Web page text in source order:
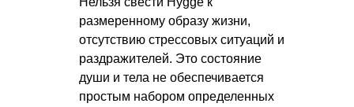
размеренному образу жизни,
отсутствию стрессовых ситуаций и
раздражителей. Это состояние
души и тела не обеспечивается
простым набором определенных